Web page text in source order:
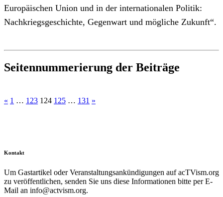
Europäischen Union und in der internationalen Politik:
Nachkriegsgeschichte, Gegenwart und mögliche Zukunft“.
Seitennummerierung der Beiträge
« 1 … 123 124 125 … 131 »
Kontakt
Um Gastartikel oder Veranstaltungsankündigungen auf acTVism.org
zu veröffentlichen, senden Sie uns diese Informationen bitte per E-
Mail an info@actvism.org.